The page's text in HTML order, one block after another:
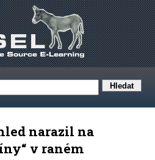
narazil na
v raném